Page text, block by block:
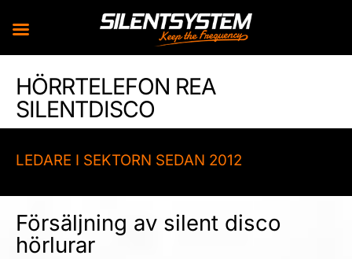
content
HÖRRTELEFON REA
SILENTDISCO
LEDARE I SEKTORN SEDAN 2012
Försäljning av silent disco
hörlurar